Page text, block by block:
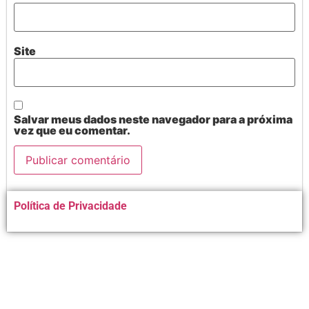
Site
Salvar meus dados neste navegador para a próxima
vez que eu comentar.
Alternative:
Política de Privacidade